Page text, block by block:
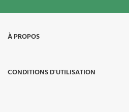
À PROPOS​
CONDITIONS D'UTILISATION